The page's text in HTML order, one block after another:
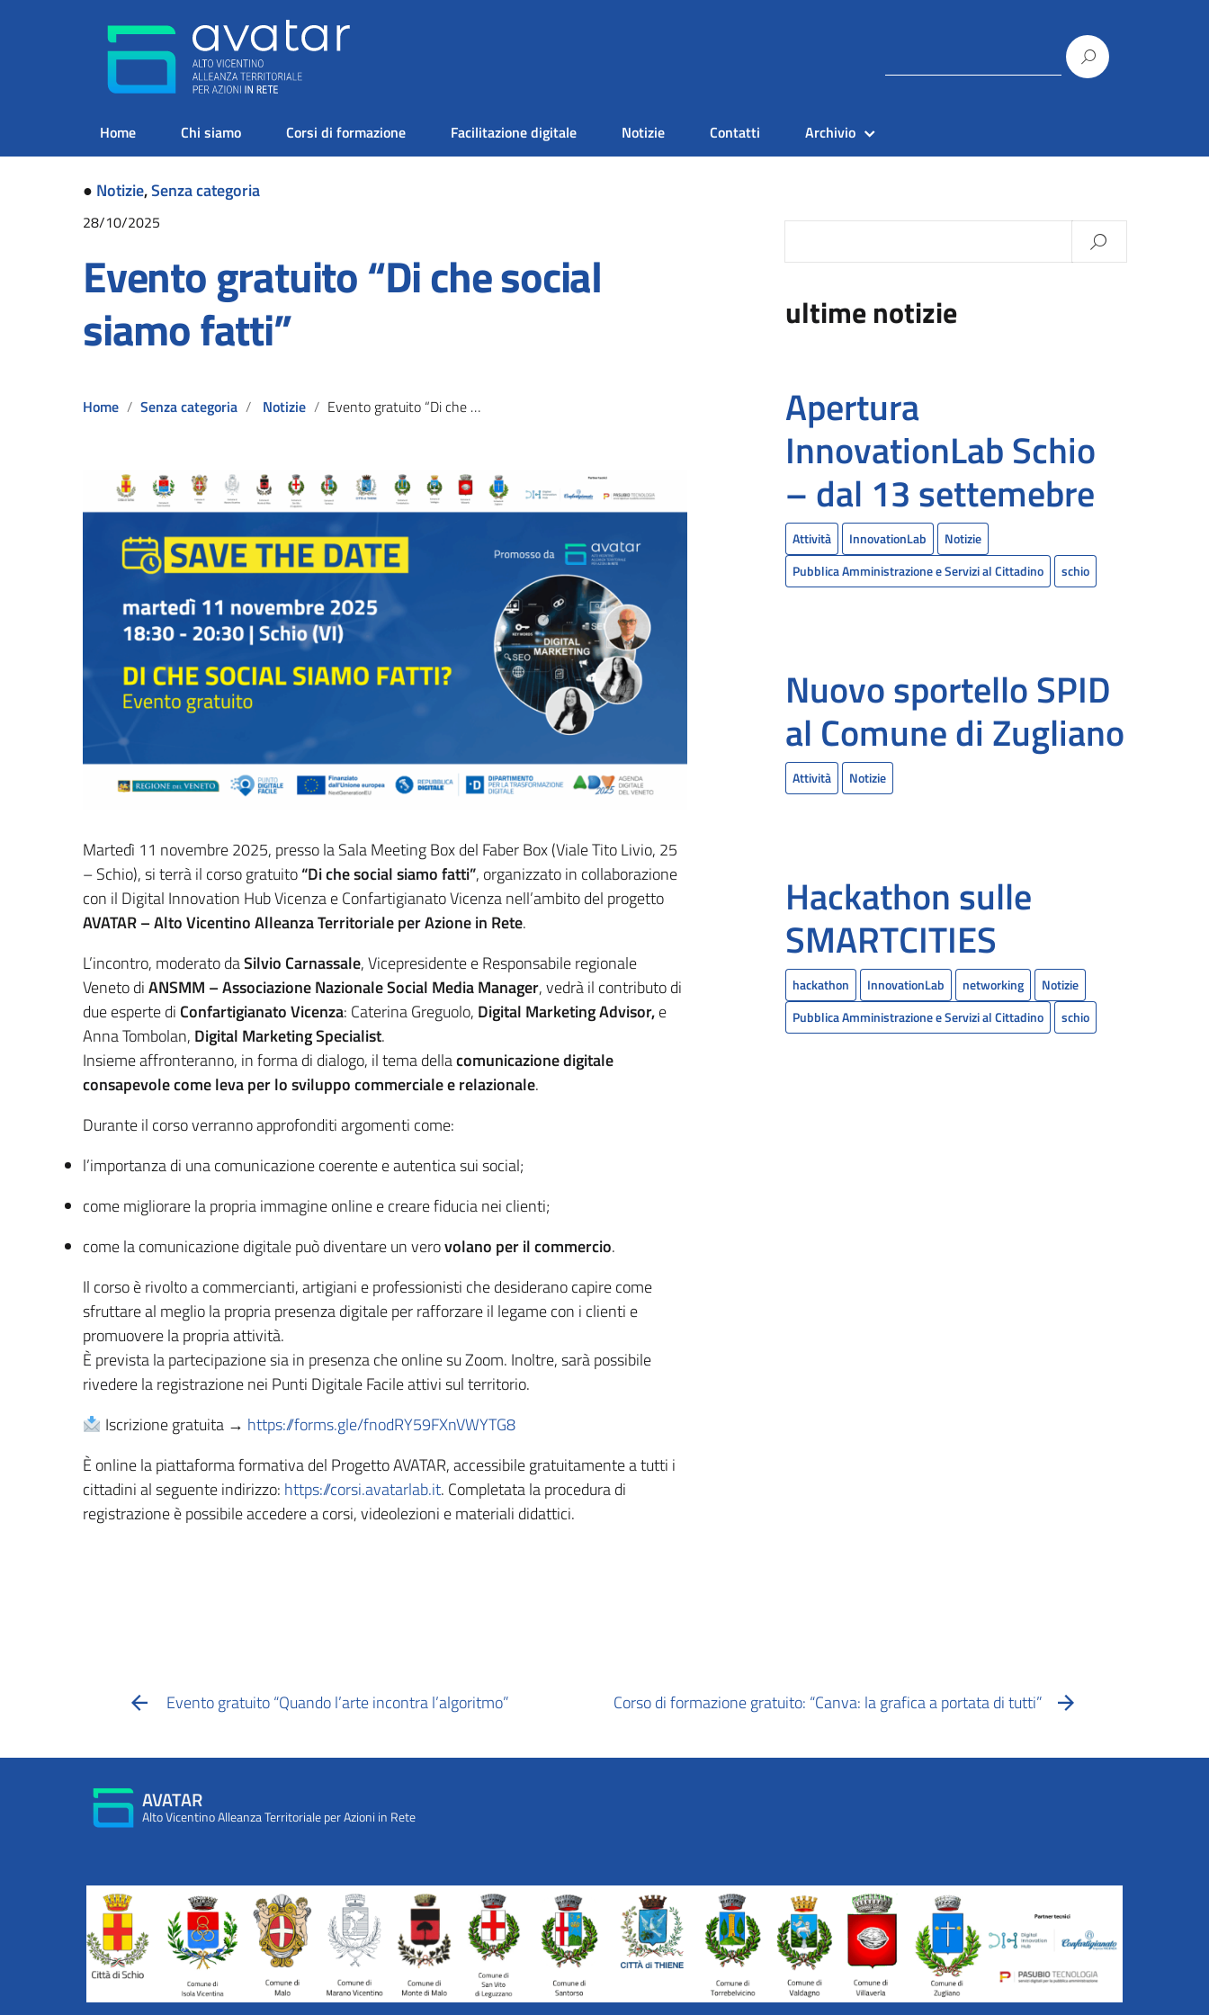
Home Chi siamo Corsi di formazione Facilitazione digitale Notizie Contatti Archivio
● Notizie,Senza categoria
28/10/2025
Evento gratuito “Di che social
siamo fatti”
Home Senza categoria Notizie Evento gratuito “Di che social siamo fatti”
Martedì 11 novembre 2025, presso la Sala Meeting Box del Faber Box (Viale Tito Livio, 25
– Schio), si terrà il corso gratuito“Di che social siamo fatti”, organizzato in collaborazione
con il Digital Innovation Hub Vicenza e Confartigianato Vicenza nell’ambito del progetto
AVATAR – Alto Vicentino Alleanza Territoriale per Azione in Rete.
L’incontro, moderato daSilvio Carnassale, Vicepresidente e Responsabile regionale
Veneto diANSMM – Associazione Nazionale Social Media Manager, vedrà il contributo di
due esperte di Confartigianato Vicenza: Caterina Greguolo, Digital Marketing Advisor,e
Anna Tombolan, Digital Marketing Specialist.
Insieme affronteranno, in forma di dialogo, il tema dellacomunicazione digitale
consapevole come leva per lo sviluppo commerciale e relazionale.
Durante il corso verranno approfonditi argomenti come:
l’importanza di una comunicazione coerente e autentica sui social;
come migliorare la propria immagine online e creare fiducia nei clienti;
come la comunicazione digitale può diventare un verovolano per il commercio.
Il corso è rivolto a commercianti, artigiani e professionisti che desiderano capire come
sfruttare al meglio la propria presenza digitale per rafforzare il legame con i clienti e
promuovere la propria attività.
È prevista la partecipazione sia in presenza che online su Zoom. Inoltre, sarà possibile
rivedere la registrazione nei Punti Digitale Facile attivi sul territorio.
Iscrizione gratuita → https://forms.gle/fnodRY59FXnVWYTG8
È online la piattaforma formativa del Progetto AVATAR, accessibile gratuitamente a tutti i
cittadini al seguente indirizzo: https://corsi.avatarlab.it. Completata la procedura di
registrazione è possibile accedere a corsi, videolezioni e materiali didattici.
ultime notizie
Apertura
InnovationLab Schio
– dal 13 settemebre
Attività InnovationLab
Notizie
Pubblica Amministrazione e Servizi al Cittadino
schio
Nuovo sportello SPID
al Comune di Zugliano
Attività Notizie
Hackathon sulle
SMARTCITIES
hackathon InnovationLab networking
Notizie
Pubblica Amministrazione e Servizi al Cittadino
schio
Evento gratuito “Quando l’arte incontra l’algoritmo” Corso di formazione gratuito: “Canva: la grafica a portata di tutti”
AVATAR
Alto Vicentino Alleanza Territoriale per Azioni in Rete